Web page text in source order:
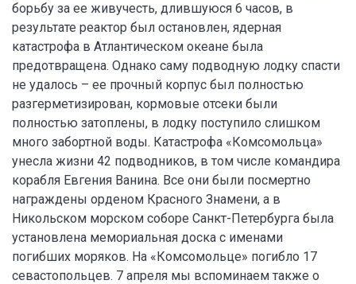
борьбу за ее живучесть, длившуюся 6 часов, в
результате реактор был остановлен, ядерная
катастрофа в Атлантическом океане была
предотвращена. Однако саму подводную лодку спасти
не удалось – ее прочный корпус был полностью
разгерметизирован, кормовые отсеки были
полностью затоплены, в лодку поступило слишком
много забортной воды. Катастрофа «Комсомольца»
унесла жизни 42 подводников, в том числе командира
корабля Евгения Ванина. Все они были посмертно
награждены орденом Красного Знамени, а в
Никольском морском соборе Санкт-Петербурга была
установлена мемориальная доска с именами
погибших моряков. На «Комсомольце» погибло 17
севастопольцев. 7 апреля мы вспоминаем также о